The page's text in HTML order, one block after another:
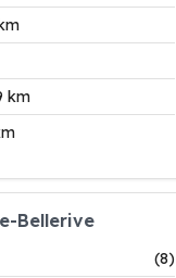
km
Bellerive
(8)